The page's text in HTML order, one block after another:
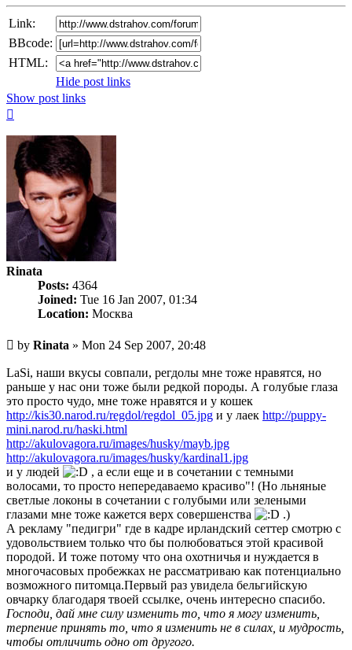
Link:
BBcode:
HTML:
Hide post links
Show post links
Rinata
Posts: 4364
Joined: Tue 16 Jan 2007, 01:34
Location: Москва
Unread
post
by Rinata » Mon 24 Sep 2007, 20:48
LaSi, наши вкусы совпали, регдолы мне тоже нравятся, но
раньше у нас они тоже были редкой породы. А голубые глаза
это просто чудо, мне тоже нравятся и у кошек
http://kis30.narod.ru/regdol/regdol_05.jpg и у лаек http://puppy-
mini.narod.ru/haski.html
http://akulovagora.ru/images/husky/mayb.jpg
http://akulovagora.ru/images/husky/kardinal1.jpg
и у людей
, а если еще и в сочетании с темными
волосами, то просто непередаваемо красиво"! (Но льняные
светлые локоны в сочетании с голубыми или зелеными
глазами мне тоже кажется верх совершенства
.)
А рекламу "педигри" где в кадре ирландский сеттер смотрю с
удовольствием только что бы полюбоваться этой красивой
породой. И тоже потому что она охотничья и нуждается в
многочасовых пробежках не рассматриваю как потенциально
возможного питомца.Первый раз увидела бельгийскую
овчарку благодаря твоей ссылке, очень интересно спасибо.
Господи, дай мне силу изменить то, что я могу изменить,
терпение принять то, что я изменить не в силах, и мудрость,
чтобы отличить одно от другого.